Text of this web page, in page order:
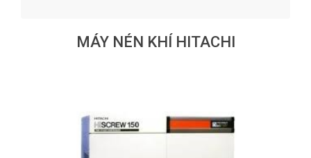
MÁY NÉN KHÍ HITACHI